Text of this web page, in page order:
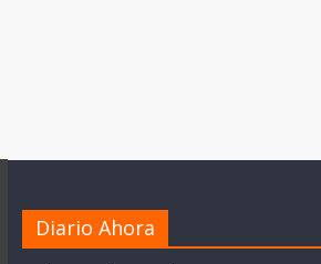
Diario Ahora